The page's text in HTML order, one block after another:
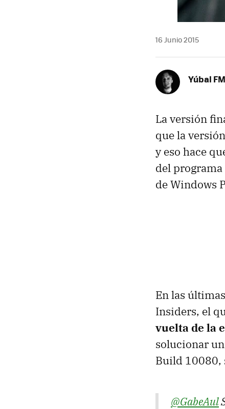
16 Junio 2015
Yúbal FM
La versión
que la
y eso hace
del
de Windows
En las
Insiders, el
vuelta de la
solucionar
Build 10080,
@GabeAul